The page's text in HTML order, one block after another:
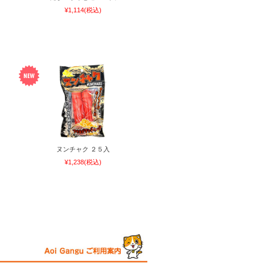
¥1,114(税込)
ヌンチャク ２５入
¥1,238(税込)